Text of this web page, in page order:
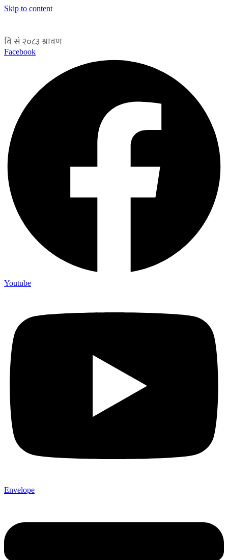
Skip to content
Facebook
Youtube
Envelope